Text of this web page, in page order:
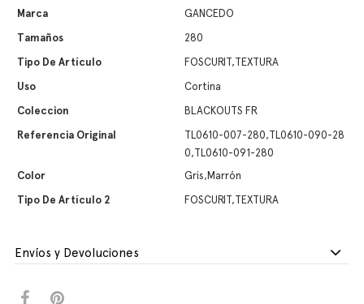
Marca
GANCEDO
Tamaños
280
Tipo De Artículo
FOSCURIT,TEXTURA
Uso
Cortina
Coleccion
BLACKOUTS FR
Referencia Original
TL0610-007-280,TL0610-090-28
0,TL0610-091-280
Color
Gris,Marrón
Tipo De Artículo 2
FOSCURIT,TEXTURA
Envíos y Devoluciones